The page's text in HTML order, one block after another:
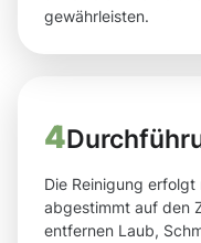
gewährleisten.
4
Die Reinigung
abgestimmt auf den
entfernen Laub,